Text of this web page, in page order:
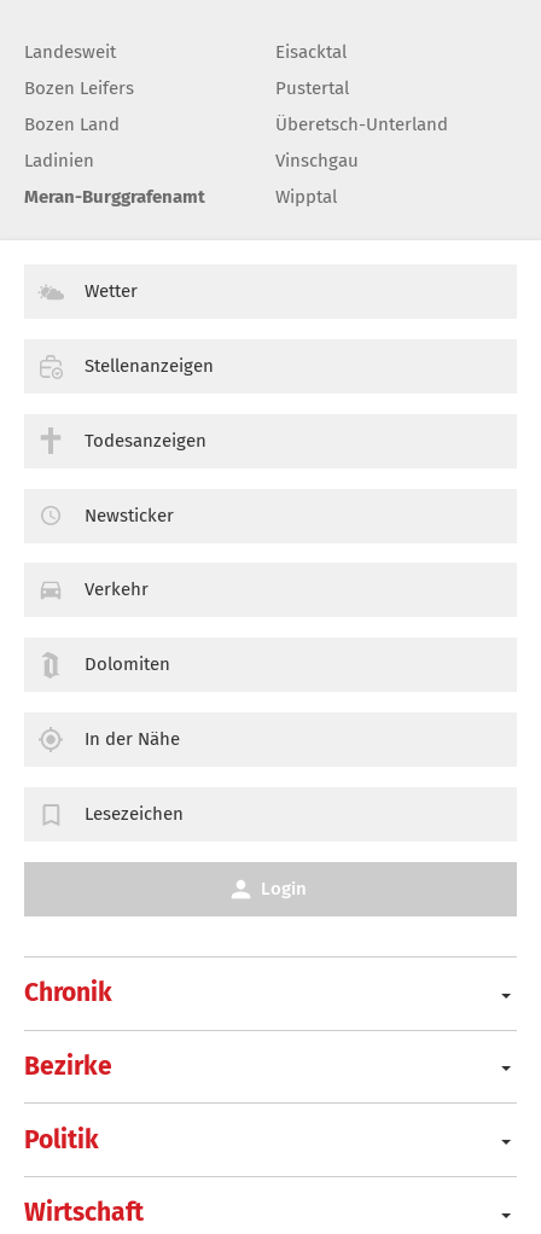
Landesweit
Bozen Leifers
Bozen Land
Ladinien
Meran-Burggrafenamt
Eisacktal
Pustertal
Überetsch-Unterland
Vinschgau
Wipptal
Chronik
Bezirke
Politik
Wirtschaft
Wetter
Stellenanzeigen
Todesanzeigen
Newsticker
Verkehr
Dolomiten
In der Nähe
Lesezeichen
Login